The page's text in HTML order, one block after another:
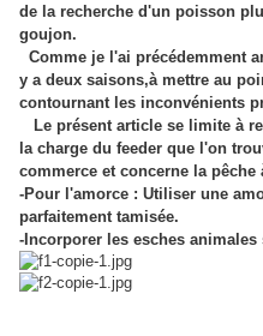
de la recherche d'un poisson
goujon.
Comme je l'ai précédemment
y a deux saisons,à mettre au
contournant les inconvénients
Le présent article se limite à
la charge du feeder que l'on
commerce et concerne la pêche
-Pour l'amorce : Utiliser une
parfaitement tamisée.
-Incorporer les esches